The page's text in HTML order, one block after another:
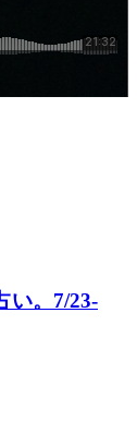
い。7/23-